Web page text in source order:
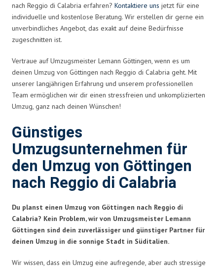
nach Reggio di Calabria erfahren? Kontaktiere uns jetzt für eine
individuelle und kostenlose Beratung. Wir erstellen dir gerne ein
unverbindliches Angebot, das exakt auf deine Bedürfnisse
zugeschnitten ist.
Vertraue auf Umzugsmeister Lemann Göttingen, wenn es um
deinen Umzug von Göttingen nach Reggio di Calabria geht. Mit
unserer langjährigen Erfahrung und unserem professionellen
Team ermöglichen wir dir einen stressfreien und unkomplizierten
Umzug, ganz nach deinen Wünschen!
Günstiges
Umzugsunternehmen für
den Umzug von Göttingen
nach Reggio di Calabria
Du planst einen Umzug von Göttingen nach Reggio di
Calabria? Kein Problem, wir von Umzugsmeister Lemann
Göttingen sind dein zuverlässiger und günstiger Partner für
deinen Umzug in die sonnige Stadt in Süditalien.
Wir wissen, dass ein Umzug eine aufregende, aber auch stressige